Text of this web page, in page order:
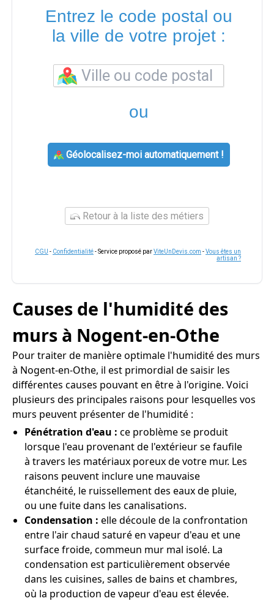
Entrez le code postal ou
la ville de votre projet :
ou
Géolocalisez-moi automatiquement !
Retour à la liste des métiers
CGU - Confidentialité- Service proposé parViteUnDevis.com -Vous êtes un
artisan ?
Causes de l'humidité des
murs à Nogent-en-Othe
Pour traiter de manière optimale l'humidité des murs
à Nogent-en-Othe, il est primordial de saisir les
différentes causes pouvant en être à l'origine. Voici
plusieurs des principales raisons pour lesquelles vos
murs peuvent présenter de l'humidité :
Pénétration d'eau : ce problème se produit
lorsque l'eau provenant de l'extérieur se faufile
à travers les matériaux poreux de votre mur. Les
raisons peuvent inclure une mauvaise
étanchéité, le ruissellement des eaux de pluie,
ou une fuite dans les canalisations.
Condensation : elle découle de la confrontation
entre l'air chaud saturé en vapeur d'eau et une
surface froide, commeun mur mal isolé. La
condensation est particulièrement observée
dans les cuisines, salles de bains et chambres,
où la production de vapeur d'eau est élevée.